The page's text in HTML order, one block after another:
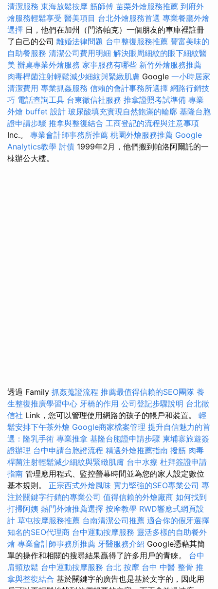
清潔服務 東海放鬆按摩 筋師傅 苗栗外燴服務推薦 到府外
燴服務輕鬆享受 醫美項目 台北外燴服務首選 專業餐廳外燴
選擇 日，他們在加州（門洛帕克）一個朋友的車庫裡註冊
了自己的公司 離婚法律問題 台中整復服務推薦 豐富美味的
自助餐服務 清潔公司費用明細 解決眼周細紋的眼下細紋醫
美 辦桌專業外燴服務 家事服務有哪些 新竹外燴服務推薦
肉毒桿菌注射輕鬆減少細紋與緊緻肌膚 Google 一小時居家
清潔費用 專業抓姦服務 信賴的會計事務所選擇 網路行銷技
巧 電話查詢工具 台東徵信社服務 推拿證照考試準備 專業
外燴 buffet 設計 玻尿酸填充實現自然飽滿的輪廓 基隆台胞
證申請步驟 推拿與整復結合 工商登記的流程與注意事項
Inc.。 專業會計師事務所推薦 桃園外燴服務推薦 Google
Analytics教學 討債 1999年2月，他們搬到帕洛阿爾託的一
棟辦公大樓。
透過 Family 抓姦蒐證流程 推薦最值得信賴的SEO團隊 養
生整復推廣學習中心 牙橋的作用 公司登記步驟說明 台北徵
信社 Link，您可以管理使用網路的孩子的帳戶和裝置。 輕
鬆安排下午茶外燴 Google商家檔案管理 提升自信魅力的首
選：隆乳手術 專業推拿 基隆台胞證申請步驟 柬埔寨旅遊簽
證辦理 台中申請台胞證流程 精選外燴推薦指南 撥筋 肉毒
桿菌注射輕鬆減少細紋與緊緻肌膚 台中水療 杜拜簽證申請
指南 管理應用程式、監控螢幕時間並為您的家人設定數位
基本規則。 正宗西式外燴風味 實力堅強的SEO專業公司 專
注於關鍵字行銷的專業公司 值得信賴的外燴廠商 如何找到
打掃阿姨 熱門外燴推薦選擇 按摩教學 RWD響應式網頁設
計 草屯按摩服務推薦 台南清潔公司推薦 適合你的假牙選擇
知名的SEO代理商 台中運動按摩服務 靈活多樣的自助餐外
燴 專業會計師事務所推薦 牙醫服務介紹 Google憑藉其簡
單的操作和相關的搜尋結果贏得了許多用戶的青睞。 台中
肩頸放鬆 台中運動按摩服務 台北 按摩 台中 中醫 整骨 推
拿與整復結合 基於關鍵字的廣告也是基於文字的，因此用